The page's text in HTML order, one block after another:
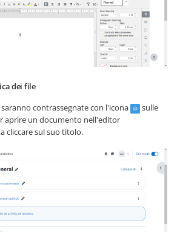
dei file
saranno contrassegnate con l'icona
sulle
aprire un documento nell'editor
cliccare sul suo titolo.